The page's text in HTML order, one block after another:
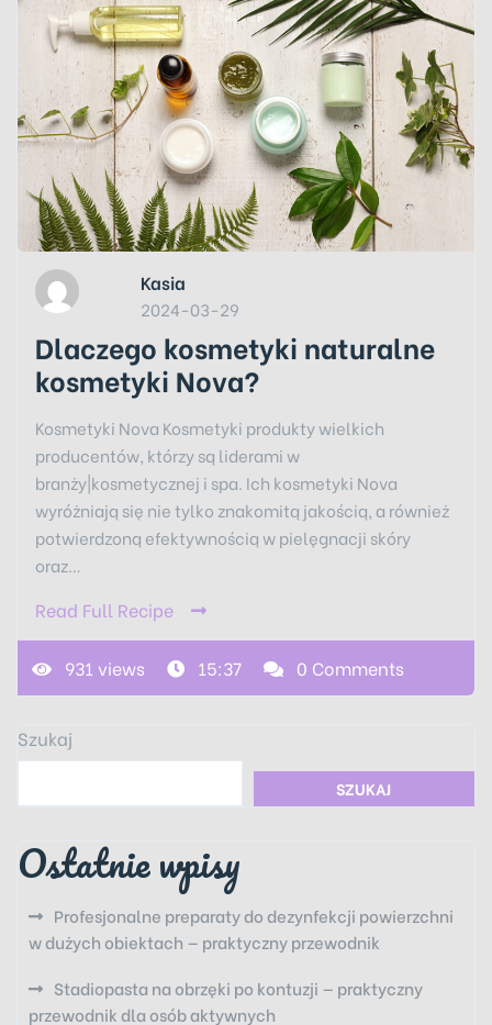
Kasia
2024-03-29
Dlaczego kosmetyki naturalne
kosmetyki Nova?
Kosmetyki Nova Kosmetyki produkty wielkich
producentów, którzy są liderami w
branży|kosmetycznej i spa. Ich kosmetyki Nova
wyróżniają się nie tylko znakomitą jakością, a również
potwierdzoną efektywnością w pielęgnacji skóry
oraz…
Read Full Recipe
931 views 15:37 0 Comments
Szukaj
SZUKAJ
Ostatnie wpisy
Profesjonalne preparaty do dezynfekcji powierzchni
w dużych obiektach — praktyczny przewodnik
Stadiopasta na obrzęki po kontuzji — praktyczny
przewodnik dla osób aktywnych